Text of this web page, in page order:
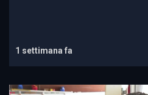
1 settimana fa